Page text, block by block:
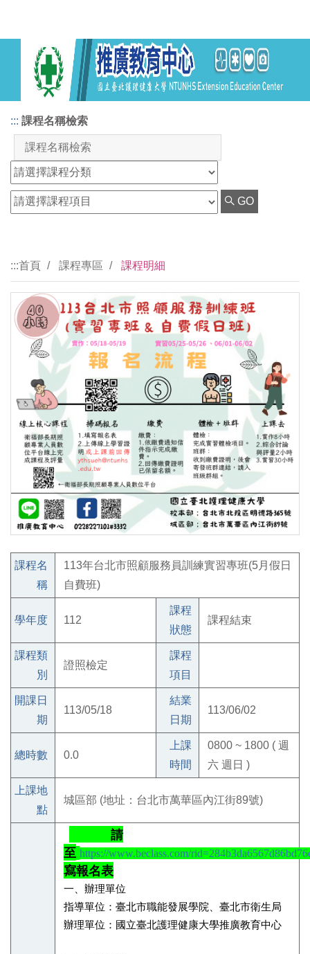
::: 課程名稱檢索
GO
:::首頁 課程專區 課程明細
課程名
稱
113年台北市照顧服務員訓練實習專班(5月假日
自費班)
學年度 112
課程
狀態
課程結束
課程類
別
證照檢定
課程
項目
開課日
期
113/05/18
結業
日期
113/06/02
總時數 0.0
上課
時間
0800 ~ 1800 ( 週
六 週日 )
上課地
點
城區部 (地址：台北市萬華區內江街89號)
請
至 https://www.beclass.com/
寫報名表
一、 辦理單位
指導單位：臺北市職能發展學院、臺北市衛生局
辦理單位：國立臺北護理健康大學推廣教育中心